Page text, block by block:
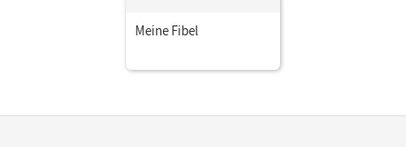
Meine Fibel